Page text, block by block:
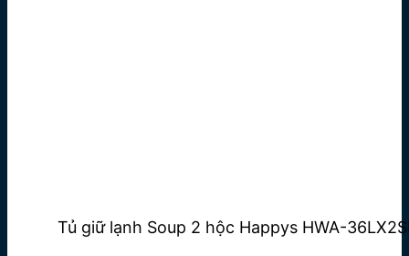
Tủ giữ lạnh Soup 2 hộc Happys HWA-